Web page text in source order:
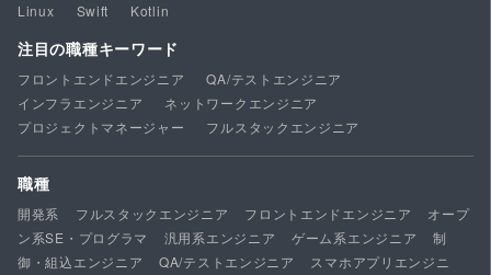
Linux
Swift Kotlin
注目の職種キーワード
フロントエンドエンジニア
QA/テストエンジニア
インフラエンジニア
ネットワークエンジニア
プロジェクトマネージャー
フルスタックエンジニア
職種
開発系 フルスタックエンジニア フロントエンドエンジニア
オープ
ン系SE・プログラマ
汎用系エンジニア ゲーム系エンジニア
制
御・組込エンジニア
QA/テストエンジニア
スマホアプリエンジニ